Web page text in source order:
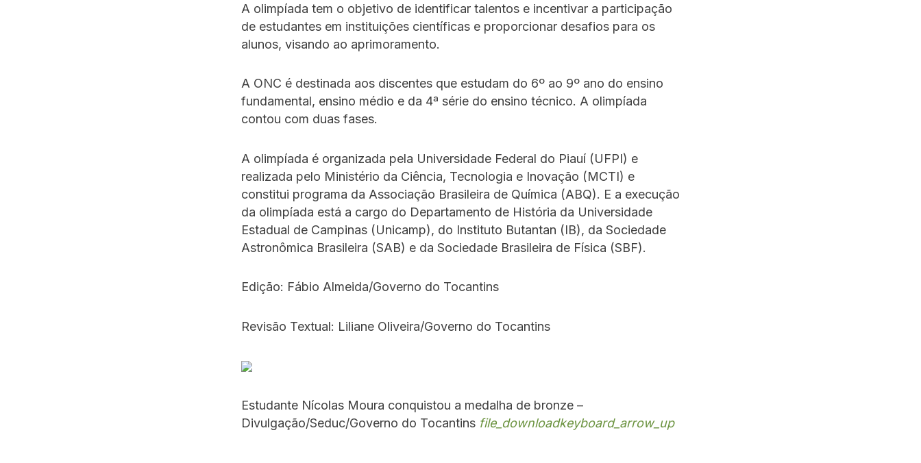
A olimpíada tem o objetivo de identificar talentos e incentivar a participação
de estudantes em instituições científicas e proporcionar desafios para os
alunos, visando ao aprimoramento.
A ONC é destinada aos discentes que estudam do 6º ao 9º ano do ensino
fundamental, ensino médio e da 4ª série do ensino técnico. A olimpíada
contou com duas fases.
A olimpíada é organizada pela Universidade Federal do Piauí (UFPI) e
realizada pelo Ministério da Ciência, Tecnologia e Inovação (MCTI) e
constitui programa da Associação Brasileira de Química (ABQ). E a execução
da olimpíada está a cargo do Departamento de História da Universidade
Estadual de Campinas (Unicamp), do Instituto Butantan (IB), da Sociedade
Astronômica Brasileira (SAB) e da Sociedade Brasileira de Física (SBF).
Edição: Fábio Almeida/Governo do Tocantins
Revisão Textual: Liliane Oliveira/Governo do Tocantins
Estudante Nícolas Moura conquistou a medalha de bronze –
Divulgação/Seduc/Governo do Tocantins file_downloadkeyboard_arrow_up